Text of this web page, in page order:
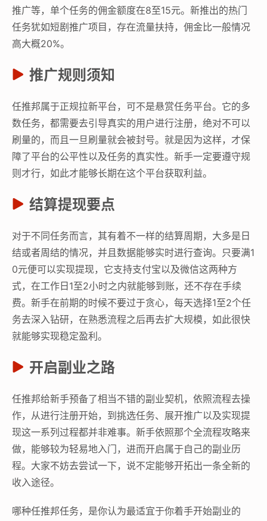
推广等，单个任务的佣金额度在8至15元。新推出的热门
任务犹如短剧推广项目，存在流量扶持，佣金比一般情况
高大概20%。
推广规则须知
任推邦属于正规拉新平台，可不是悬赏任务平台。它的多
数任务，都需要去引导真实的用户进行注册，绝对不可以
刷量的，而且一旦刷量就会被封号。就是因为这样，才保
障了平台的公平性以及任务的真实性。新手一定要遵守规
则才行，如此才能够长期在这个平台获取利益。
结算提现要点
对于不同任务而言，其有着不一样的结算周期，大多是日
结或者周结的情况，并且数据能够实时进行查询。只要满1
0元便可以实现提现，它支持支付宝以及微信这两种方
式，在工作日1至2小时之内就能够到账，还不存在手续
费。新手在前期的时候不要过于贪心，每天选择1至2个任
务去深入钻研，在熟悉流程之后再去扩大规模，如此很快
就能够实现稳定盈利。
开启副业之路
任推邦给新手预备了相当不错的副业契机，依照流程去操
作，从进行注册开始，到挑选任务、展开推广以及实现提
现这一系列过程都并非难事。新手依照那个全流程攻略来
做，能够较为轻易地入门，进而开启属于自己的副业历
程。大家不妨去尝试一下，说不定能够开拓出一条全新的
收入途径。
哪种任推邦任务，是你认为最适宜于你着手开始副业的